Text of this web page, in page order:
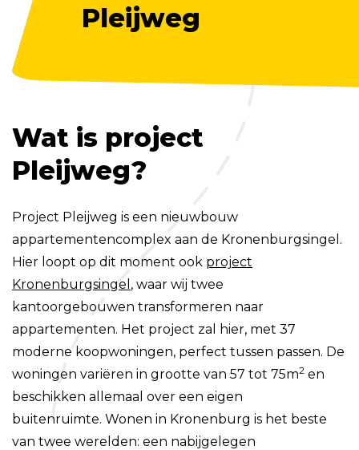
Pleijweg
Wat is project
Pleijweg?
Project Pleijweg is een nieuwbouw
appartementencomplex aan de Kronenburgsingel.
Hier loopt op dit moment ook project
Kronenburgsingel , waar wij twee
kantoorgebouwen transformeren naar
appartementen. Het project zal hier, met 37
moderne koopwoningen, perfect tussen passen. De
woningen variëren in grootte van 57 tot 75m2 en
beschikken allemaal over een eigen
buitenruimte. Wonen in Kronenburg is het beste
van twee werelden: een nabijgelegen